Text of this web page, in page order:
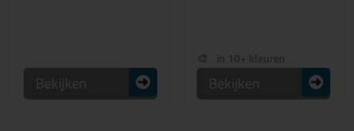
Bekijken Bekijken